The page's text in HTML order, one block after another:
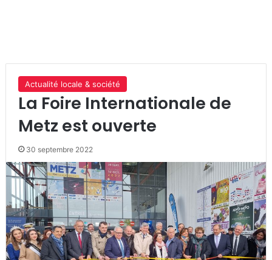
Actualité locale & société
La Foire Internationale de
Metz est ouverte
30 septembre 2022